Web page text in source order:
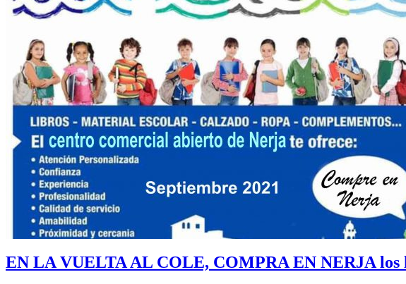
EN LA VUELTA AL COLE, COMPRA EN NERJA